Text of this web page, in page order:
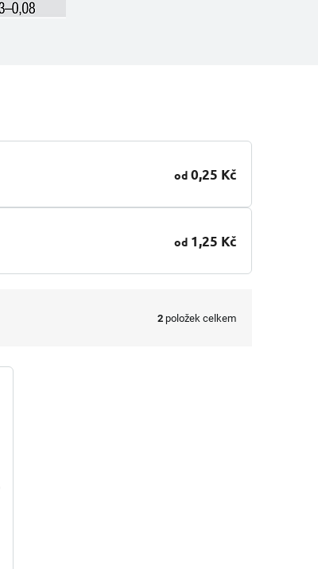
od 0,25 Kč
od 1,25 Kč
2 položek celkem